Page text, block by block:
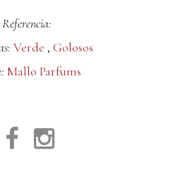
Referencia:
Verde , Golosos
Mallo Parfums